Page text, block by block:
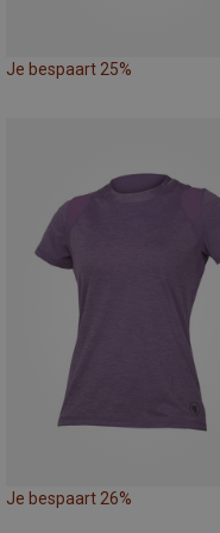
Je bespaart 25%
Je bespaart 26%